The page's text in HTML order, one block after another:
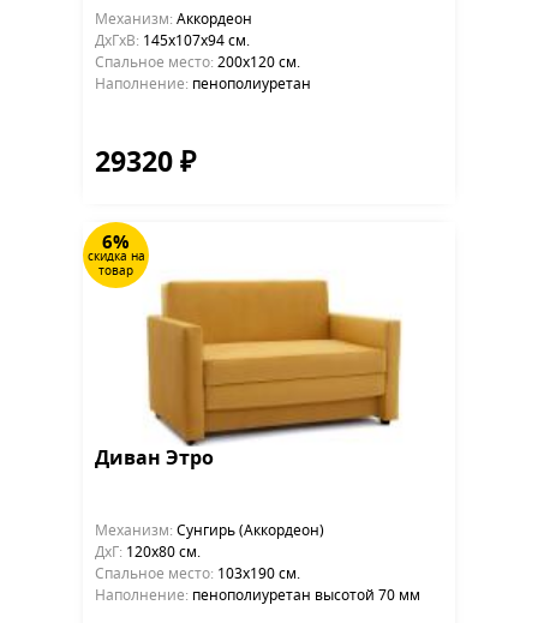
Механизм: Аккордеон
ДхГхВ: 145х107x94 см.
Cпальное место: 200х120 см.
Наполнение: пенополиуретан
29320 ₽
6%
скидка на
товар
Диван Этро
Механизм: Сунгирь (Аккордеон)
ДхГ: 120х80 см.
Cпальное место: 103х190 см.
Наполнение: пенополиуретан высотой 70 мм